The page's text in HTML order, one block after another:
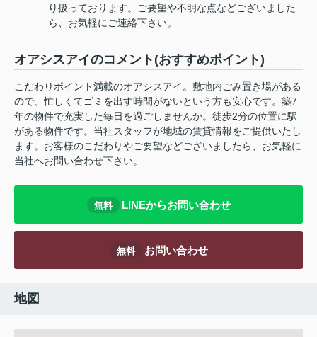
り扱っております。ご要望や不明な点などございました
ら、お気軽にご連絡下さい。
オアシスアイのコメント(おすすめポイント)
こだわりポイント満載のオアシスアイ。敷地内ごみ置き場がある
ので、忙しくてゴミを出す時間がないという方も安心です。築7
年の物件で充実した毎日を過ごしませんか。徒歩2分の位置に駅
がある物件です。当社スタッフが地域の賃貸情報をご提供いたし
ます。お客様のこだわりやご要望などございましたら、お気軽に
当社へお問い合わせ下さい。
無料 LINEからお問い合わせ
無料 お問い合わせ
地図